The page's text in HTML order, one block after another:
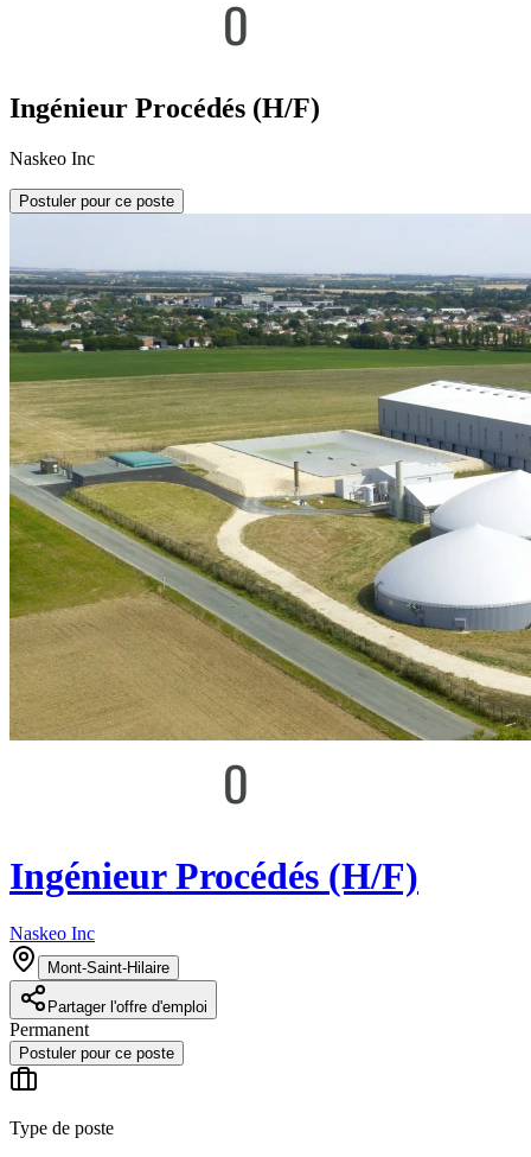
Ingénieur Procédés (H/F)
Naskeo Inc
Postuler pour ce poste
Ingénieur Procédés (H/F)
Naskeo Inc
Mont-Saint-Hilaire
Partager l'offre d'emploi
Permanent
Postuler pour ce poste
Type de poste